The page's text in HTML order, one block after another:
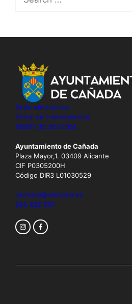
for:
Sede electrónica
Portal de transparencia
Tablón de anuncios
Ayuntamiento de Cañada
Plaza Mayor,1. 03409 Alicante
CIF P0305200H
Código DIR3 L01030529
canyada@canyada.es
965 820 001